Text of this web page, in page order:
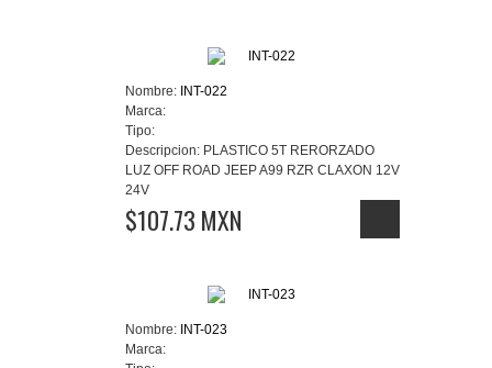
Nombre: INT-022
Marca:
Tipo:
Descripcion: PLASTICO 5T RERORZADO
LUZ OFF ROAD JEEP A99 RZR CLAXON 12V
24V
$107.73 MXN
Nombre: INT-023
Marca: